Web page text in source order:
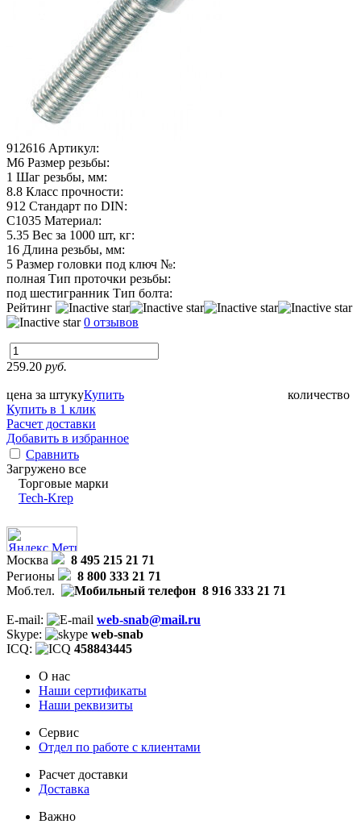
912616 Артикул:
М6 Размер резьбы:
1 Шаг резьбы, мм:
8.8 Класс прочности:
912 Стандарт по DIN:
C1035 Материал:
5.35 Вес за 1000 шт, кг:
16 Длина резьбы, мм:
5 Размер головки под ключ №:
полная Тип проточки резьбы:
под шестигранник Тип болта:
Рейтинг
0 отзывов
259.20 руб.
цена за штуку количество
Купить
Купить в 1 клик
Расчет доставки
Добавить в избранное
Сравнить
Загружено все
Торговые марки
Tech-Krep
Москва
8 495 215 21 71
Регионы
8 800 333 21 71
Моб.тел.
8 916 333 21 71
E-mail:
web-snab@mail.ru
Skype:
web-snab
ICQ:
458843445
О нас
Наши сертификаты
Наши реквизиты
Сервис
Отдел по работе с клиентами
Расчет доставки
Доставка
Важно